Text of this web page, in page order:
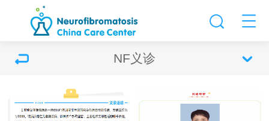
NF义诊